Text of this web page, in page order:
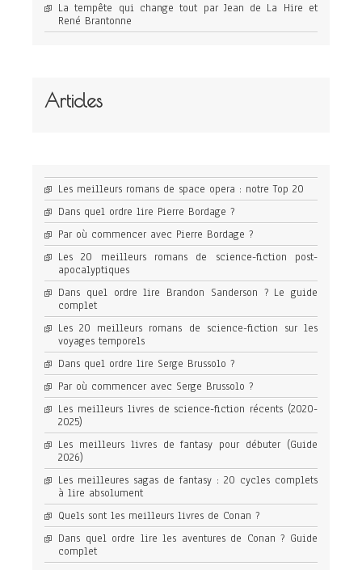
La tempête qui change tout par Jean de La Hire et
René Brantonne
Articles
Les meilleurs romans de space opera : notre Top 20
Dans quel ordre lire Pierre Bordage ?
Par où commencer avec Pierre Bordage ?
Les 20 meilleurs romans de science-fiction post-
apocalyptiques
Dans quel ordre lire Brandon Sanderson ? Le guide
complet
Les 20 meilleurs romans de science-fiction sur les
voyages temporels
Dans quel ordre lire Serge Brussolo ?
Par où commencer avec Serge Brussolo ?
Les meilleurs livres de science-fiction récents (2020-
2025)
Les meilleurs livres de fantasy pour débuter (Guide
2026)
Les meilleures sagas de fantasy : 20 cycles complets
à lire absolument
Quels sont les meilleurs livres de Conan ?
Dans quel ordre lire les aventures de Conan ? Guide
complet